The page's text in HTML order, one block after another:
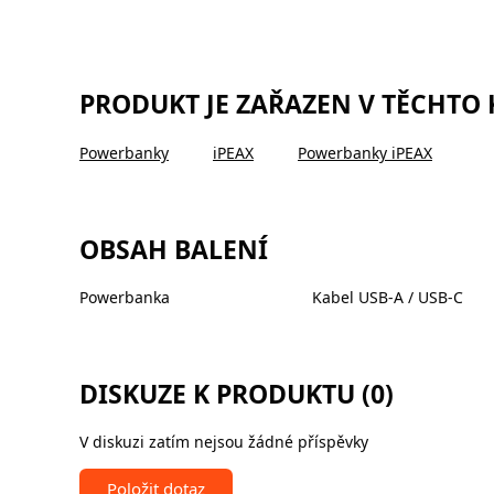
PRODUKT JE ZAŘAZEN V TĚCHTO
Powerbanky iPEAX Powerbanky iPEAX
OBSAH BALENÍ
Powerbanka Kabel USB-A / USB-C
DISKUZE K PRODUKTU (0)
V diskuzi zatím nejsou žádné příspěvky
Položit dotaz